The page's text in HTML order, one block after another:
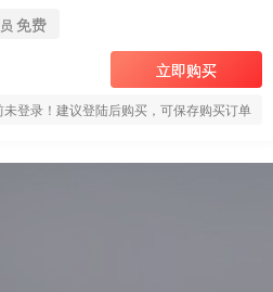
免费
立即购买
未登录！建议登陆后购买，可保存购买订单